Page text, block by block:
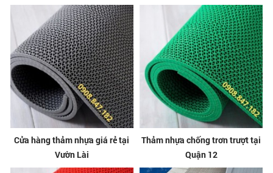
Cửa hàng thảm nhựa giá rẻ tại
Vườn Lài
Thảm nhựa chống trơn trượt tại
Quận 12